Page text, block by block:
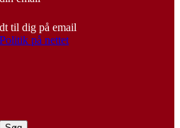
til dig på email